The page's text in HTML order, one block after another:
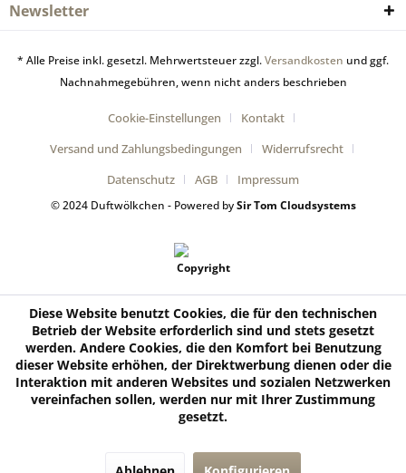
Newsletter
* Alle Preise inkl. gesetzl. Mehrwertsteuer zzgl.Versandkosten und ggf.
Nachnahmegebühren, wenn nicht anders beschrieben
Cookie-Einstellungen
Kontakt
Versand und Zahlungsbedingungen
Widerrufsrecht
Datenschutz
AGB Impressum
© 2024 Duftwölkchen - Powered bySir Tom Cloudsystems
Diese Website benutzt Cookies, die für den technischen
Betrieb der Website erforderlich sind und stets gesetzt
werden. Andere Cookies, die den Komfort bei Benutzung
dieser Website erhöhen, der Direktwerbung dienen oder die
Interaktion mit anderen Websites und sozialen Netzwerken
vereinfachen sollen, werden nur mit Ihrer Zustimmung
gesetzt.